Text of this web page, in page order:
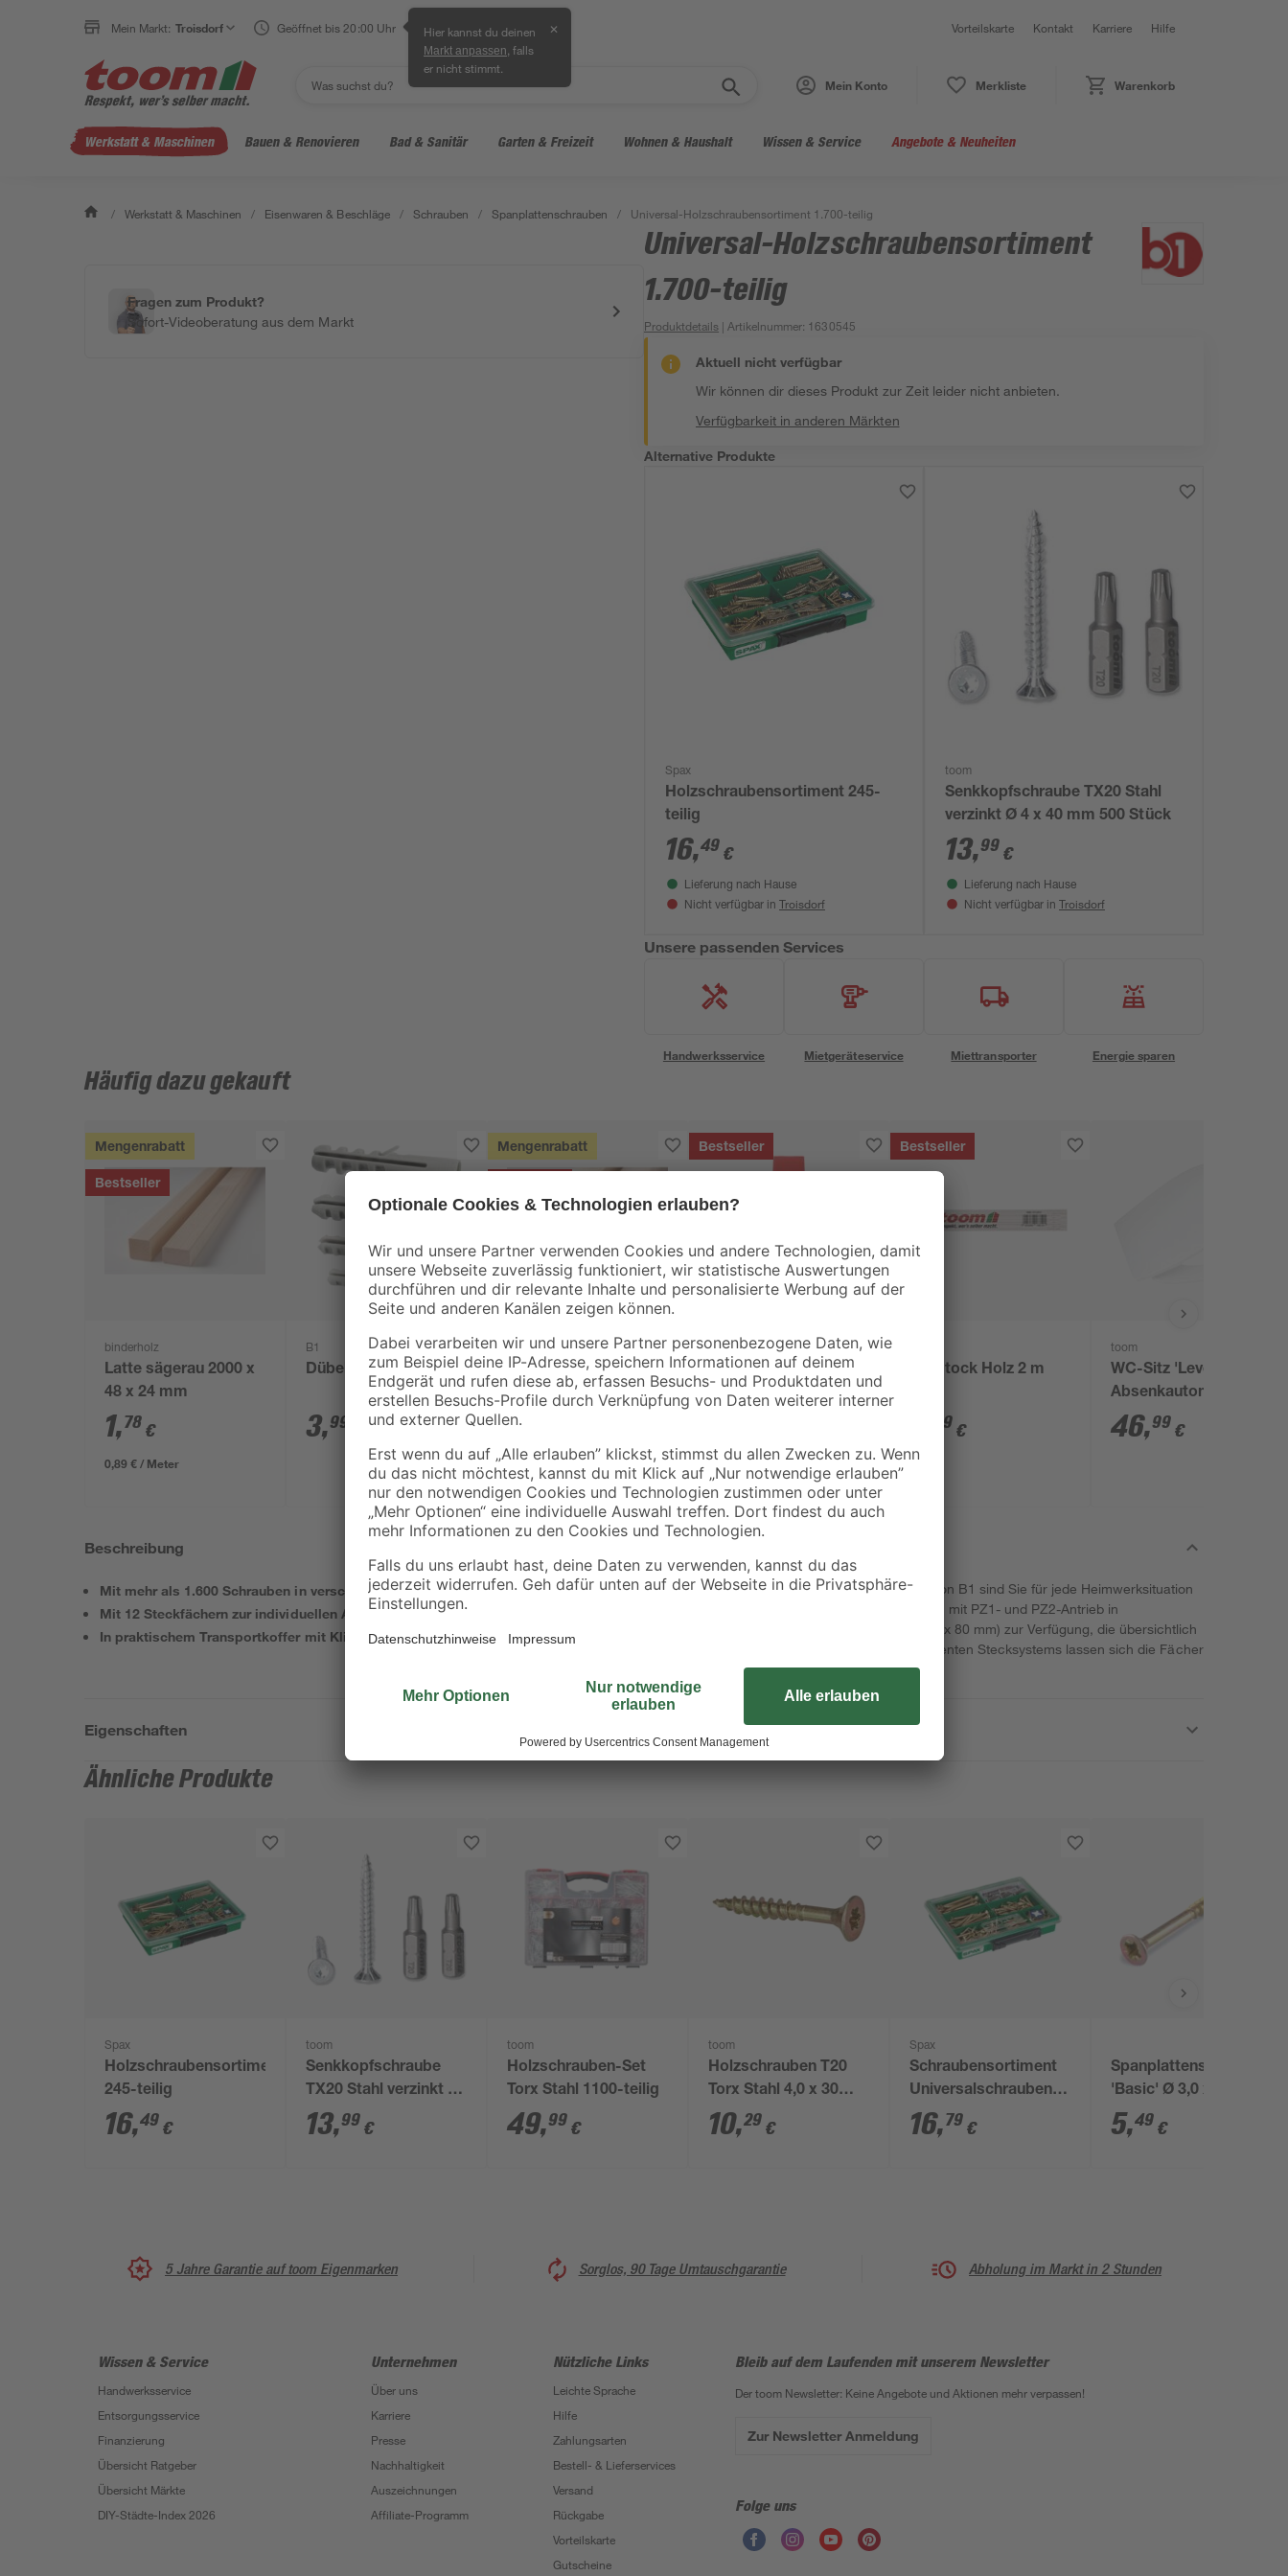
Mein Markt: Troisdorf Geöffnet bis 20:00 Uhr Hier kannst du deinen
Markt anpassen , falls
er nicht stimmt.
✕ Vorteilskarte Kontakt Karriere Hilfe
Mein Konto Merkliste Warenkorb
Werkstatt & Maschinen Bauen & Renovieren Bad & Sanitär Garten & Freizeit Wohnen & Haushalt Wissen & Service Angebote & Neuheiten
/ Werkstatt & Maschinen / Eisenwaren & Beschläge / Schrauben / Spanplattenschrauben / Universal-Holzschraubensortiment 1.700-teilig
Fragen zum Produkt?
Sofort-Videoberatung aus dem Markt
Universal-Holzschraubensortiment
1.700-teilig
Produktdetails | Artikelnummer: 1630545
Aktuell nicht verfügbar
Wir können dir dieses Produkt zur Zeit leider nicht anbieten.
Verfügbarkeit in anderen Märkten
Alternative Produkte
Spax
Holzschraubensortiment 245-
teilig
16,49 €
Lieferung nach Hause
Nicht verfügbar in Troisdorf
toom
Senkkopfschraube TX20 Stahl
verzinkt Ø 4 x 40 mm 500 Stück
13,99 €
Lieferung nach Hause
Nicht verfügbar in Troisdorf
Unsere passenden Services
Handwerksservice Mietgeräteservice Miettransporter Energie sparen
Häufig dazu gekauft
Mengenrabatt
Bestseller
binderholz
Latte sägerau 2000 x
48 x 24 mm
1,78 €
0,89 € / Meter
B1
Dübelset 250-teilig
3,99
Mengenrabatt
binderholz
Rahmen sägerau
2000 x 58 x 38 mm
3
1,99 € / Meter
Bestseller
WD-40
Multifunktionsprodukt
100 ml
39,90 € / Liter
Bestseller
Zollstock Holz 2 m
29 €
toom
WC-Sitz 'Level' mit
Absenkautomatik
weiß Duroplast
46,99 €
Beschreibung
Mit mehr als 1.600 Schrauben in verschiedenen Größen
Mit 12 Steckfächern zur individuellen Aufteilung
In praktischem Transportkoffer mit Klippverschluss
Mit diesem Universal-Holzschraubensortiment von B1 sind Sie für jede Heimwerksituation
gewappnet. Ihnen stehen über 1.600 Schrauben mit PZ1- und PZ2-Antrieb in
unterschiedlichen Größen (Ø 3 x 20 mm bis Ø 5 x 80 mm) zur Verfügung, die übersichtlich
in 12 Fächern aufgeteilt sind. Dank eines intelligenten Stecksystems lassen sich die Fächer
frei im Kasten positionieren.
Eigenschaften
Ähnliche Produkte
Spax
Holzschraubensortiment
245-teilig
16,49 €
toom
Senkkopfschraube
TX20 Stahl verzinkt Ø
4 x 40 mm 500 Stück
13,99 €
toom
Holzschrauben-Set
Torx Stahl 1100-teilig
49,99 €
toom
Holzschrauben T20
Torx Stahl 4,0 x 30
mm 100 Stück
10,29 €
Spax
Schraubensortiment
Universalschrauben Z
Kreuzschlitz Stahl
verzinkt mit Bits 199-
16,79 €
Spanplattenschrauben
'Basic' Ø 3,0 x 30 mm
PZ1 100 Stück
5,49 €
5 Jahre Garantie auf toom Eigenmarken Sorglos, 90 Tage Umtauschgarantie Abholung im Markt in 2 Stunden
Wissen & Service
Handwerksservice
Entsorgungsservice
Finanzierung
Übersicht Ratgeber
Übersicht Märkte
DIY-Städte-Index 2026
Unternehmen
Über uns
Karriere
Presse
Nachhaltigkeit
Auszeichnungen
Affiliate-Programm
Nützliche Links
Leichte Sprache
Hilfe
Zahlungsarten
Bestell- & Lieferservices
Versand
Rückgabe
Vorteilskarte
Gutscheine
Bleib auf dem Laufenden mit unserem Newsletter
Der toom Newsletter: Keine Angebote und Aktionen mehr verpassen!
Zur Newsletter Anmeldung
Folge uns